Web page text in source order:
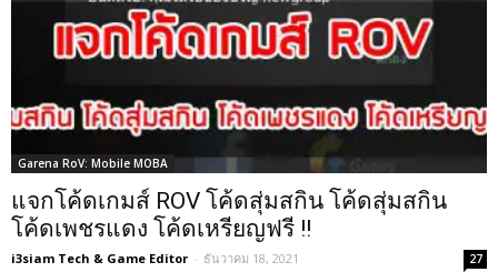
Garena RoV: Mobile MOBA
แจกโค้ดเกมส์ ROV โค้ดสุ่มสกิน โค้ดสุ่มสกิน
โค้ดเพชรแดง โค้ดเหรียญฟรี !!
i3siam Tech & Game Editor - ธันวาคม 18, 2021 27